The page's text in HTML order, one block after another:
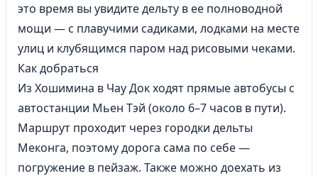
это время вы увидите дельту в ее полноводной
мощи — с плавучими садиками, лодками на месте
улиц и клубящимся паром над рисовыми чеками.
Как добраться
Из Хошимина в Чау Док ходят прямые автобусы с
автостанции Мьен Тэй (около 6–7 часов в пути).
Маршрут проходит через городки дельты
Меконга, поэтому дорога сама по себе —
погружение в пейзаж. Также можно доехать из